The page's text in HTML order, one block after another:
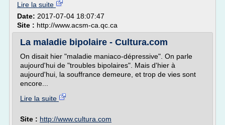
Lire la suite
Date: 2017-07-04 18:07:47
Site : http://www.acsm-ca.qc.ca
La maladie bipolaire - Cultura.com
On disait hier "maladie maniaco-dépressive". On parle
aujourd'hui de "troubles bipolaires". Mais d'hier à
aujourd'hui, la souffrance demeure, et trop de vies sont
encore...
Lire la suite
Site : http://www.cultura.com